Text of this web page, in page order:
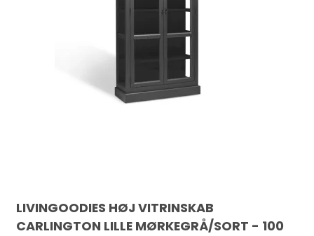
LIVINGOODIES HØJ VITRINSKAB
CARLINGTON LILLE MØRKEGRÅ/SORT - 100